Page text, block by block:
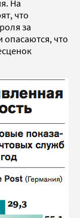
На
что
за
что